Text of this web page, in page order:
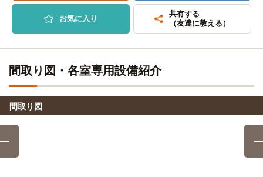
京都芸術大学(大学院) 7分
京都ノートルダム女子大学(大学院)
自転車約8分（約1,900m）正門
京都府立大学(大学院)
自転車17分（約3.9km）
お気に入り
共有する
（友達に教える）
間取り図・各室専用設備紹介
間取り図